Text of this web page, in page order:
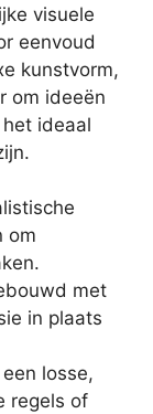
visuele
eenvoud
kunstvorm,
om ideeën
ideaal
om
met
in plaats
losse,
regels of